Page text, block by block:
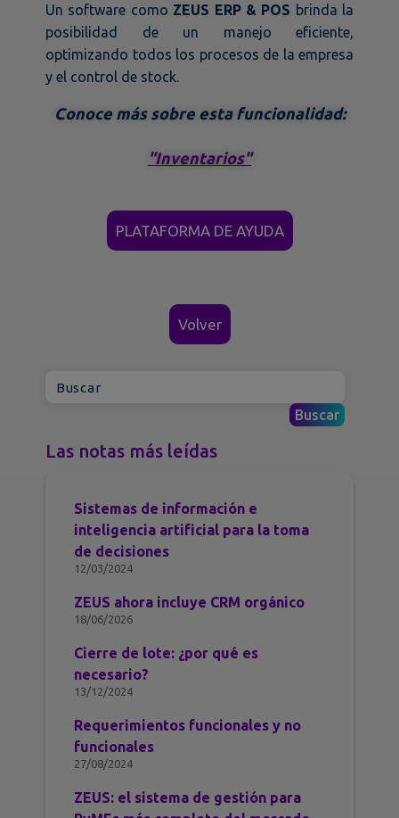
Un software como ZEUS ERP & POS brinda la
posibilidad de un manejo eficiente,
optimizando todos los procesos de la empresa
y el control de stock.
Conoce más sobre esta funcionalidad:
"Inventarios"
PLATAFORMA DE AYUDA
Volver
Las notas más leídas
Sistemas de información e
inteligencia artificial para la toma
de decisiones
12/03/2024
ZEUS ahora incluye CRM orgánico
18/06/2026
Cierre de lote: ¿por qué es
necesario?
13/12/2024
Requerimientos funcionales y no
funcionales
27/08/2024
ZEUS: el sistema de gestión para